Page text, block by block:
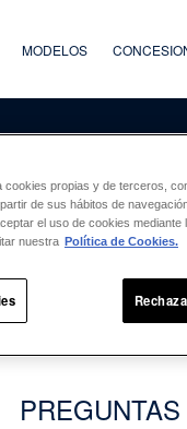
MODELOS
¿EN
cookies propias y de terceros,
de sus hábitos de
el uso de cookies
nuestra Política de Cookies.